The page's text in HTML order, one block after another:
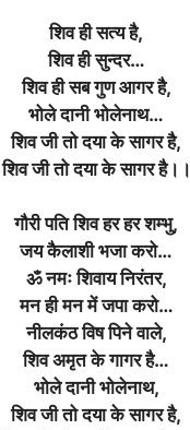
शिव ही सत्य है,
शिव ही सुन्दर…
शिव ही सब गुण आगर है,
भोले दानी भोलेनाथ…
शिव जी तो दया के सागर है,
शिव जी तो दया के सागर है।।
गौरी पति शिव हर हर शम्भु,
जय कैलाशी भजा करो…
ॐ नमः शिवाय निरंतर,
मन ही मन में जपा करो…
नीलकंठ विष पिने वाले,
शिव अमृत के गागर है…
भोले दानी भोलेनाथ,
शिव जी तो दया के सागर है,